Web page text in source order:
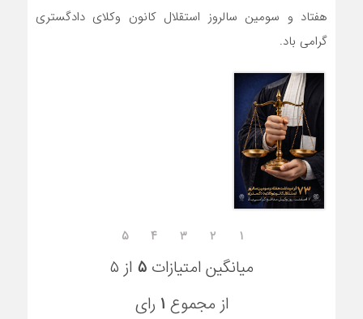
هفتاد و سومین سالروز استقلال کانون وکلای دادگستری
گرامی باد.
۱ ۲ ۳ ۴ ۵
میانگین امتیازات ۵ از ۵
از مجموع ۱ رای